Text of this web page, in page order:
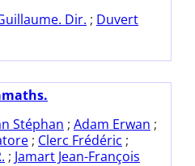
Dir. ; Duvert
Stéphan ; Adam Erwan ;
; Clerc Frédéric ;
; Jamart Jean-François